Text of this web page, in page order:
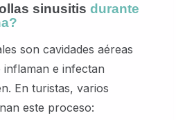
sinusitis durante
son cavidades aéreas
e infectan
En turistas, varios
este proceso: